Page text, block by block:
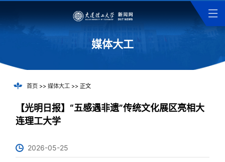
媒体大工
首页>> 媒体大工>> 正文
【光明日报】“五感遇非遗”传统文化展区亮相大
连理工大学
2026-05-25